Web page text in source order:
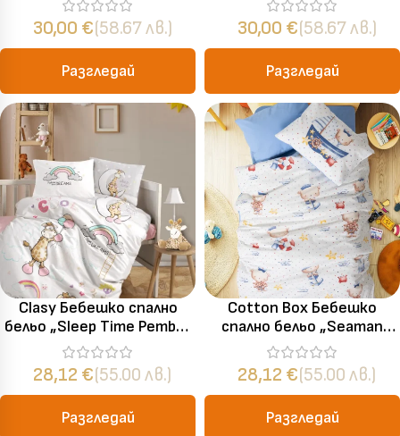
частиБебешки комплект
за баня „Unicorn Pembe“ –
30,00 €(58.67 лв.)
Разгледай
30,00 €(58.67 лв.)
Разгледай
Clasy Бебешко спално
бельо „Sleep Time Pembe“
– 100% памук – 4 части –
за бебешко легло
28,12 €(55.00 лв.)
Разгледай
Cotton Box Бебешко
спално бельо „Seaman
Mavi“ Ranforce – 100%
памук ранфорс – 4 части
– за бебешко легло
28,12 €(55.00 лв.)
Разгледай